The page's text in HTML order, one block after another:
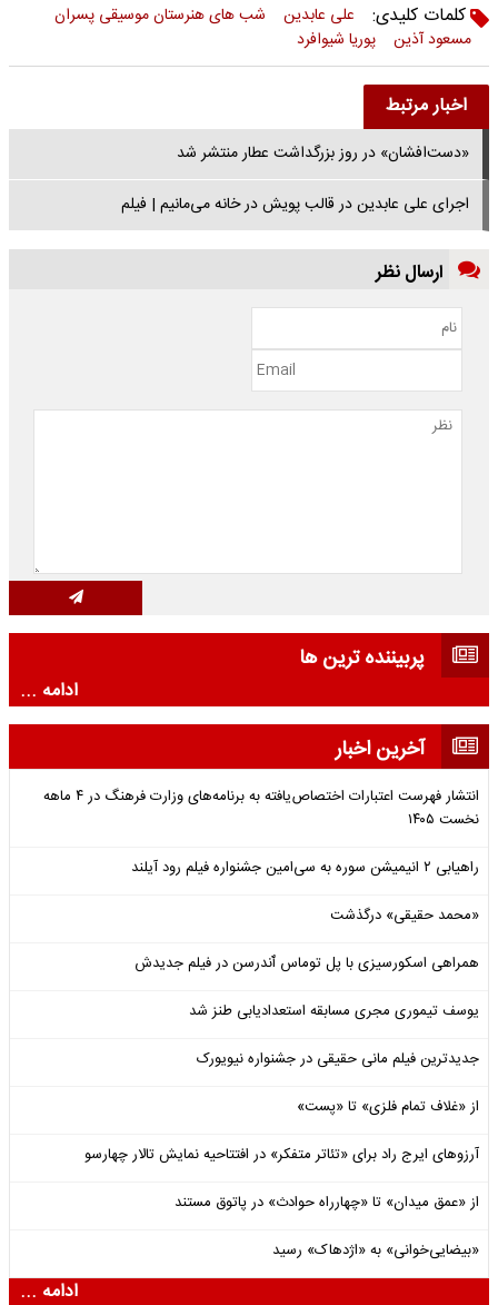
کلمات کلیدی:
علی عابدین
شب های هنرستان موسیقی پسران
مسعود آذین
پوریا شیوافرد
اخبار مرتبط
«دست‌افشان» در روز بزرگداشت عطار منتشر شد
اجرای علی عابدین در قالب پویش در خانه می‌مانیم | فیلم
ارسال نظر
پربیننده ترین ها
ادامه ...
آخرین اخبار
انتشار فهرست اعتبارات اختصاص‌یافته به برنامه‌های وزارت فرهنگ در ۴ ماهه
نخست ۱۴۰۵
راهیابی ۲ انیمیشن سوره به سی‌امین جشنواره فیلم رود آیلند
«محمد حقیقی» درگذشت
همراهی اسکورسیزی با پل توماس ٱندرسن در فیلم جدیدش
یوسف تیموری مجری مسابقه استعدادیابی طنز شد
جدیدترین فیلم مانی حقیقی در جشنواره نیویورک
از «غلاف تمام فلزی» تا «پست»
آرزوهای ایرج راد برای «تئاتر متفکر» در افتتاحیه نمایش تالار چهارسو
از «عمق میدان» تا «چهارراه حوادث» در پاتوق مستند
«بیضایی‌خوانی» به «اژدهاک» رسید
ادامه ...